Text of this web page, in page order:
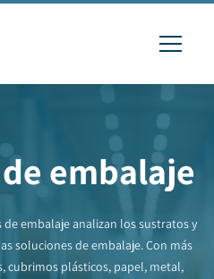
embalaje
embalaje analizan los sustratos y
soluciones de embalaje. Con más
cubrimos plásticos, papel, metal,